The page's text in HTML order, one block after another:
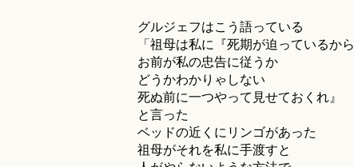
グルジェフはこう語っている
「祖母は私に『死期が迫っているから
お前が私の忠告に従うか
どうかわかりゃしない
死ぬ前に一つやって見せておくれ』
と言った
ベッドの近くにリンゴがあった
祖母がそれを私に手渡すと